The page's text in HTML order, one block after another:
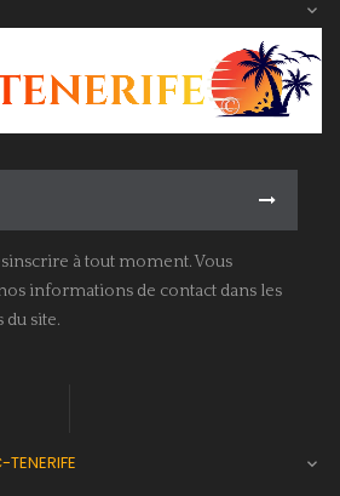

à tout moment. Vous
informations de contact dans les
site.
